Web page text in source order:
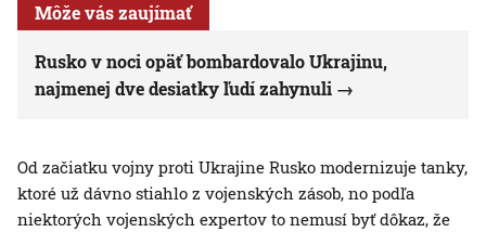
Môže vás zaujímať
Rusko v noci opäť bombardovalo Ukrajinu,
najmenej dve desiatky ľudí zahynuli
Od začiatku vojny proti Ukrajine Rusko modernizuje tanky,
ktoré už dávno stiahlo z vojenských zásob, no podľa
niektorých vojenských expertov to nemusí byť dôkaz, že